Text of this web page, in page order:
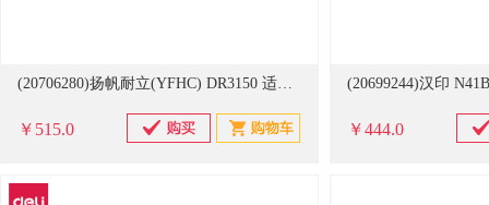
(20706280)扬帆耐立(YFHC) DR3150 适用于兄弟HL5240打印机MFC-8460N 8860 DCP8060 分体鼓黑色-商专版 硒鼓组件(单位：个)
￥515.0 ￥444.0